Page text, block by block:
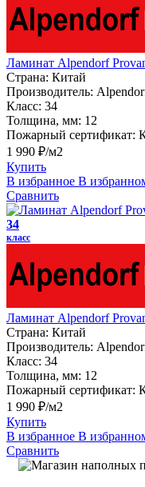
Ламинат Alpendorf
Страна: Китай
Производитель:
Класс: 34
Толщина, мм: 12
Пожарный сертификат:
1 990 ₽/м2
Купить
В избранное В
Сравнить
34
класс
Ламинат Alpendorf
Страна: Китай
Производитель:
Класс: 34
Толщина, мм: 12
Пожарный сертификат:
1 990 ₽/м2
Купить
В избранное В
Сравнить